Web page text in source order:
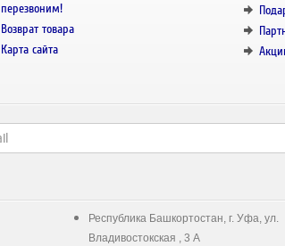
перезвоним!
Возврат товара
Карта сайта
Республика Башкортостан, г. Уфа, ул.
Владивостокская , 3 А